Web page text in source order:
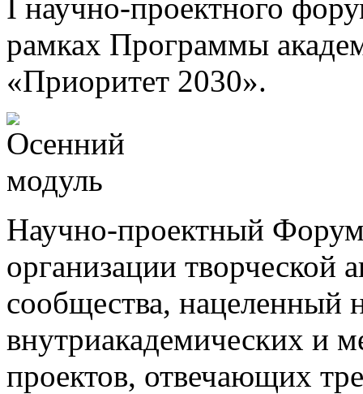
I научно-проектного
рамках Программы
«Приоритет 2030».
Научно-проектный
организации творческой
сообщества, нацеленный
внутриакадемических и
проектов, отвечающих